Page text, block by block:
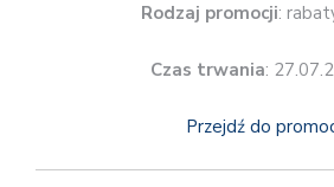
Rodzaj promocji:
Czas trwania:
Przejdź do